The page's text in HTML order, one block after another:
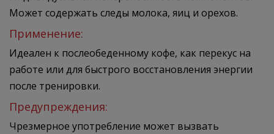
Может содержать следы молока, яиц и орехов.
Применение:
Идеален к послеобеденному кофе, как перекус на
работе или для быстрого восстановления энергии
после тренировки.
Предупреждения:
Чрезмерное употребление может вызвать